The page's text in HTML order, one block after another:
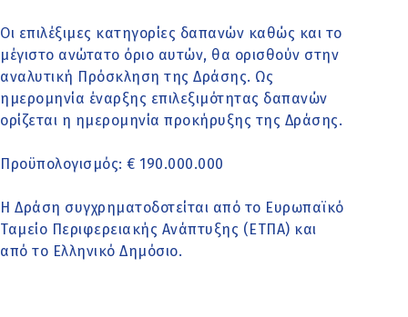
Οι επιλέξιμες κατηγορίες δαπανών καθώς και το
μέγιστο ανώτατο όριο αυτών, θα ορισθούν στην
αναλυτική Πρόσκληση της Δράσης. Ως
ημερομηνία έναρξης επιλεξιμότητας δαπανών
ορίζεται η ημερομηνία προκήρυξης της Δράσης.
Προϋπολογισμός: € 190.000.000
Η Δράση συγχρηματοδοτείται από το Ευρωπαϊκό
Ταμείο Περιφερειακής Ανάπτυξης (ΕΤΠΑ) και
από το Ελληνικό Δημόσιο.​